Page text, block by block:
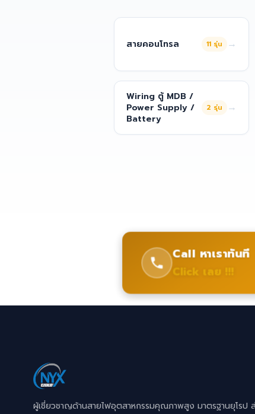
สายคอนโทรล 11 รุ่น →
Wiring ตู้ MDB /
Power Supply /
Battery
2 รุ่น →
Call หาเราทันที
Click เลย !!!
ผู้เชี่ยวชาญด้านสายไฟอุตสาหกรรมคุณภาพสูง มาตรฐานยุโรป